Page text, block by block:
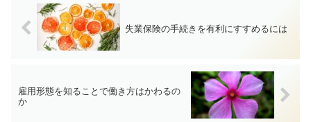
失業保険の手続きを有利にすすめるには
雇用形態を知ることで働き方はかわるの
か